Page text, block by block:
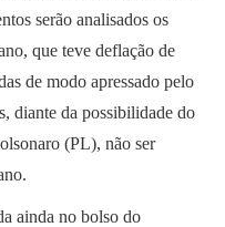
serão analisados os
que teve deflação de
de modo apressado pelo
diante da possibilidade do
(PL), não ser
ainda no bolso do